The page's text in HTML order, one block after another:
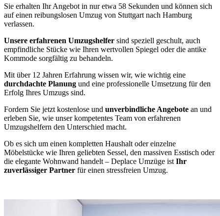
Sie erhalten Ihr Angebot in nur etwa 58 Sekunden und können sich
auf einen reibungslosen Umzug von Stuttgart nach Hamburg
verlassen.
Unsere erfahrenen Umzugshelfer sind speziell geschult, auch
empfindliche Stücke wie Ihren wertvollen Spiegel oder die antike
Kommode sorgfältig zu behandeln.
Mit über 12 Jahren Erfahrung wissen wir, wie wichtig eine
durchdachte Planung und eine professionelle Umsetzung für den
Erfolg Ihres Umzugs sind.
Fordern Sie jetzt kostenlose und unverbindliche Angebote an und
erleben Sie, wie unser kompetentes Team von erfahrenen
Umzugshelfern den Unterschied macht.
Ob es sich um einen kompletten Haushalt oder einzelne
Möbelstücke wie Ihren geliebten Sessel, den massiven Esstisch oder
die elegante Wohnwand handelt – Deplace Umzüge ist Ihr
zuverlässiger Partner für einen stressfreien Umzug.